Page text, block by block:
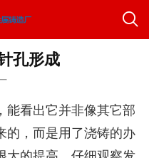
孔形成
能看出它并非像其它部
的，而是用了浇铸的办